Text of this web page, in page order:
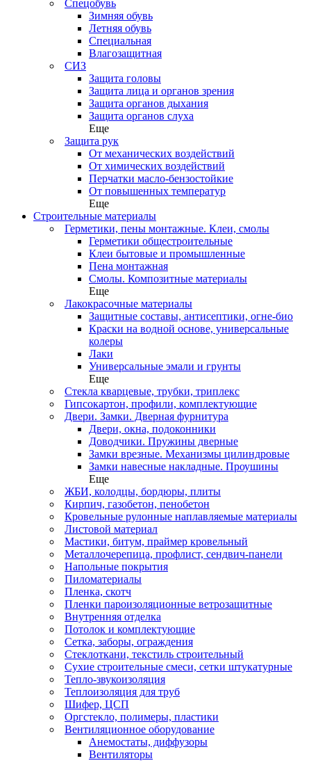
Спецобувь
Зимняя обувь
Летняя обувь
Специальная
Влагозащитная
СИЗ
Защита головы
Защита лица и органов зрения
Защита органов дыхания
Защита органов слуха
Еще
Защита рук
От механических воздействий
От химических воздействий
Перчатки масло-бензостойкие
От повышенных температур
Еще
Строительные материалы
Герметики, пены монтажные. Клеи, смолы
Герметики общестроительные
Клеи бытовые и промышленные
Пена монтажная
Смолы. Композитные материалы
Еще
Лакокрасочные материалы
Защитные составы, антисептики, огне-био
Краски на водной основе, универсальные
колеры
Лаки
Универсальные эмали и грунты
Еще
Стекла кварцевые, трубки, триплекс
Гипсокартон, профили, комплектующие
Двери. Замки. Дверная фурнитура
Двери, окна, подоконники
Доводчики. Пружины дверные
Замки врезные. Механизмы цилиндровые
Замки навесные накладные. Проушины
Еще
ЖБИ, колодцы, бордюры, плиты
Кирпич, газобетон, пенобетон
Кровельные рулонные наплавляемые материалы
Листовой материал
Мастики, битум, праймер кровельный
Металлочерепица, профлист, сендвич-панели
Напольные покрытия
Пиломатериалы
Пленка, скотч
Пленки пароизоляционные ветрозащитные
Внутренняя отделка
Потолок и комплектующие
Сетка, заборы, ограждения
Стеклоткани, текстиль строительный
Сухие строительные смеси, сетки штукатурные
Тепло-звукоизоляция
Теплоизоляция для труб
Шифер, ЦСП
Оргстекло, полимеры, пластики
Вентиляционное оборудование
Анемостаты, диффузоры
Вентиляторы